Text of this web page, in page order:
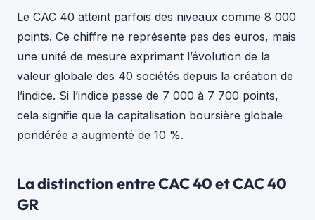
Le CAC 40 atteint parfois des niveaux comme 8 000
points. Ce chiffre ne représente pas des euros, mais
une unité de mesure exprimant l’évolution de la
valeur globale des 40 sociétés depuis la création de
l’indice. Si l’indice passe de 7 000 à 7 700 points,
cela signifie que la capitalisation boursière globale
pondérée a augmenté de 10 %.
La distinction entre CAC 40 et CAC 40
GR